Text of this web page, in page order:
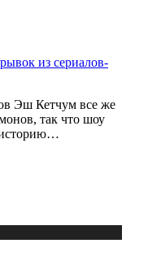
из сериалов-
Эш Кетчум все же
так что шоу
историю…